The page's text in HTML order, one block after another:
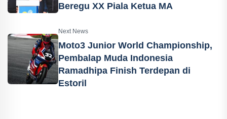
Beregu XX Piala Ketua MA
Next News
Moto3 Junior World Championship,
Pembalap Muda Indonesia
Ramadhipa Finish Terdepan di
Estoril